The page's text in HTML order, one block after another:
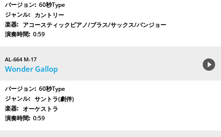
60秒Type
カントリー
アコースティックピアノ/ブラス/サックス/バンジョー
0:59
AL-664 M-17
Wonder Gallop
60秒Type
サントラ(劇伴)
オーケストラ
0:59